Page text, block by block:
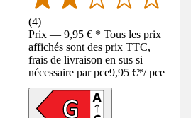
(4)
Prix — 9,95 € * Tous les prix
affichés sont des prix TTC,
frais de livraison en sus si
nécessaire par pce9,95 €*/ pce